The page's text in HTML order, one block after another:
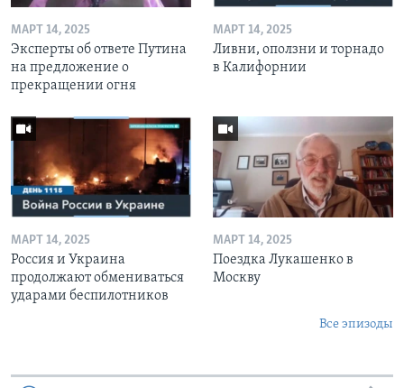
МАРТ 14, 2025
Эксперты об ответе Путина
на предложение о
прекращении огня
МАРТ 14, 2025
Ливни, оползни и торнадо
в Калифорнии
МАРТ 14, 2025
Россия и Украина
продолжают обмениваться
ударами беспилотников
МАРТ 14, 2025
Поездка Лукашенко в
Москву
Все эпизоды